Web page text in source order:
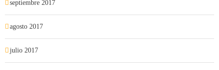
septiembre 2017
agosto 2017
julio 2017